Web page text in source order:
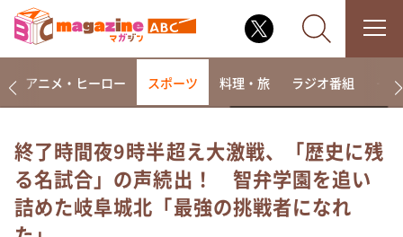
なるみ・岡村の過ぎるTV
相席食堂
アニメ・ヒーロー スポーツ 料理・旅 ラジオ番組 そ
終了時間夜9時半超え大激戦、「歴史に残
る名試合」の声続出！ 智弁学園を追い
詰めた岐阜城北「最強の挑戦者になれ